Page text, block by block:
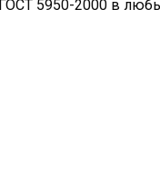
5950-2000 в